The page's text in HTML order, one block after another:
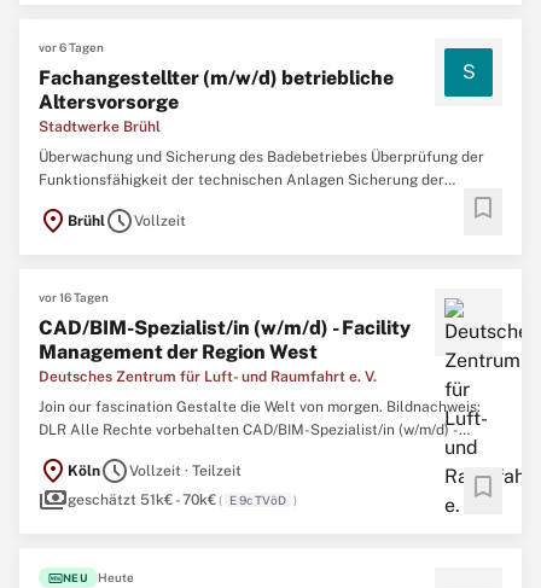
vor 6 Tagen
Fachangestellter (m/w/d) betriebliche
Altersvorsorge
Stadtwerke Brühl
S
Überwachung und Sicherung des Badebetriebes Überprüfung der
Funktionsfähigkeit der technischen Anlagen Sicherung der
Inbetriebnahme der Sauna und Durchführung von Aufgüssen
location_on BrühlscheduleVollzeit bookmark
vor 16 Tagen
CAD/BIM-Spezialist/in (w/m/d) - Facility
Management der Region West
Deutsches Zentrum für Luft- und Raumfahrt e. V.
Join our fascination Gestalte die Welt von morgen. Bildnachweis:
DLR Alle Rechte vorbehalten CAD/BIM-Spezialist/in (w/m/d) -
Facility Management der Region WestKennziffer: 4297 Arbeitsort:
Köln Eintrittsdatum: 01.10.2026 Karrierestufe: Berufserfahrene
Beschäftigungsgrad: Teilzeit, Vollzeit Dauer der ...
location_on KölnscheduleVollzeit · Teilzeit
paymentsgeschätzt 51k€ - 70k€( E 9c TVöD ) bookmark
fiber_newNEU Heute